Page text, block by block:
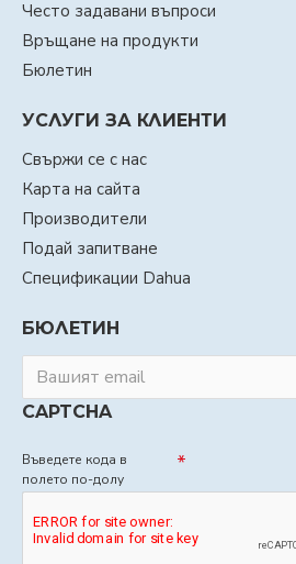
Често задавани въпроси
Връщане на продукти
Бюлетин
УСЛУГИ ЗА КЛИЕНТИ
Свържи се с нас
Карта на сайта
Производители
Подай запитване
Спецификации Dahua
БЮЛЕТИН
CAPTCHA
Въведете кода в
полето по-долу